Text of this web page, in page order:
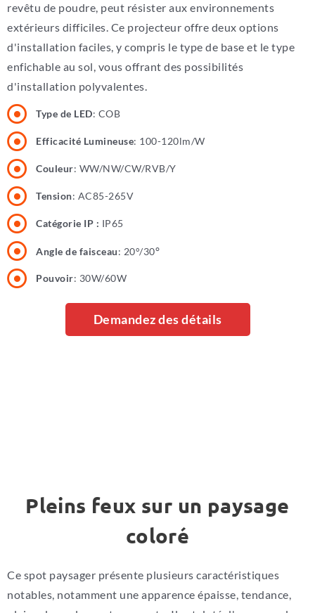
revêtu de poudre, peut résister aux environnements
extérieurs difficiles. Ce projecteur offre deux options
d'installation faciles, y compris le type de base et le type
enfichable au sol, vous offrant des possibilités
d'installation polyvalentes.
Type de LED: COB
Efficacité Lumineuse: 100-120lm/W
Couleur: WW/NW/CW/RVB/Y
Tension: AC85-265V
Catégorie IP : IP65
Angle de faisceau: 20°/30°
Pouvoir: 30W/60W
Demandez des détails
Pleins feux sur un paysage
coloré
Ce spot paysager présente plusieurs caractéristiques
notables, notamment une apparence épaisse, tendance,